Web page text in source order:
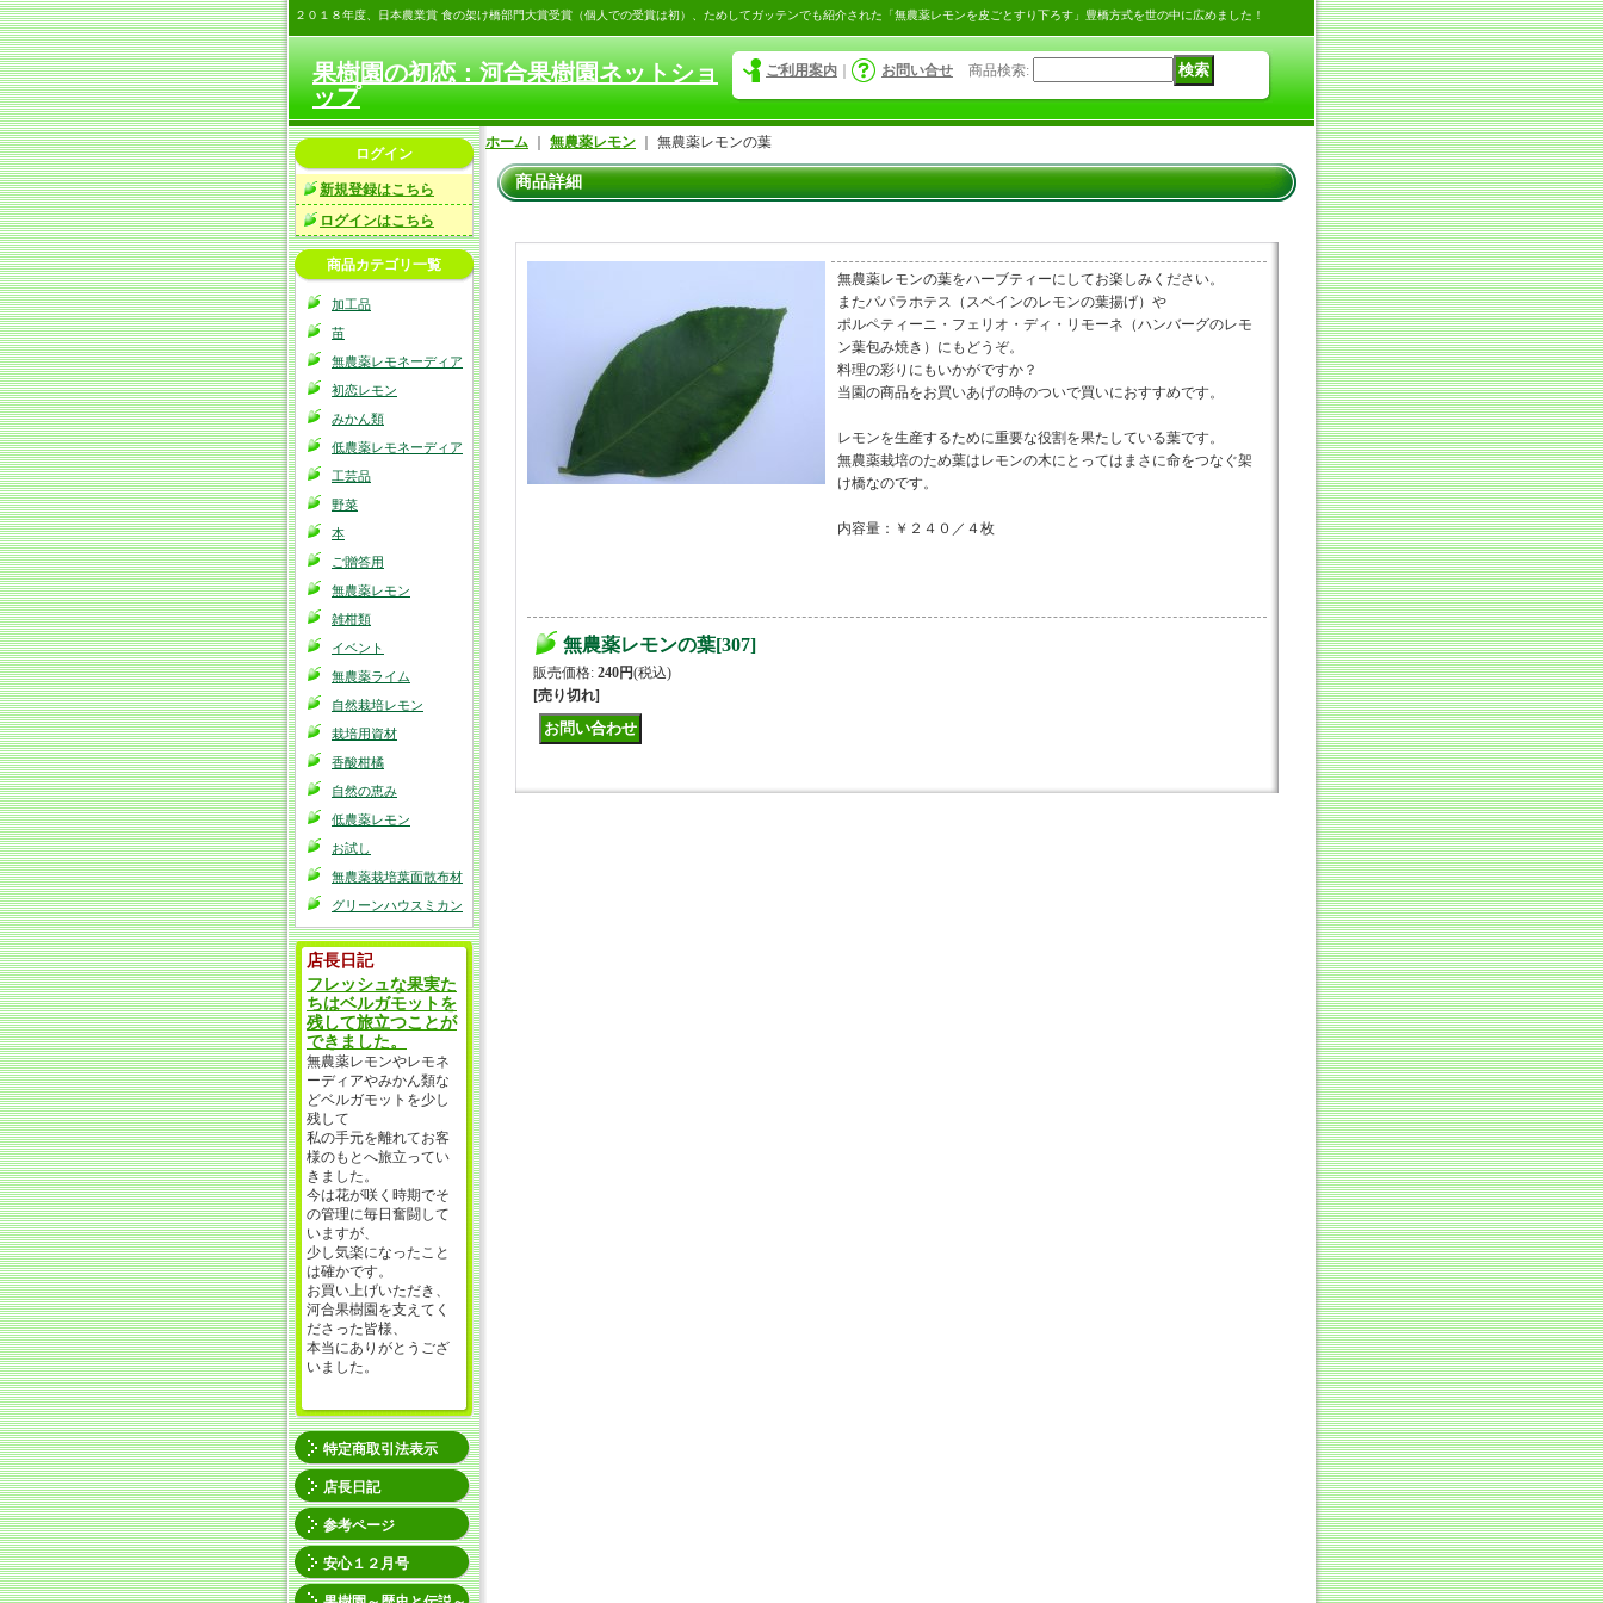
２０１８年度、日本農業賞 食の架け橋部門大賞受賞（個人での受賞は初）、ためしてガッテンでも紹介された「無農薬レモンを皮ごとすり下ろす」豊橋方式を世の中に広めました！
果樹園の初恋：河合果樹園ネットショ
ップ
ご利用案内 お問い合せ 商品検索:
ログイン
新規登録はこちら
ログインはこちら
商品カテゴリ一覧
加工品
苗
無農薬レモネーディア
初恋レモン
みかん類
低農薬レモネーディア
工芸品
野菜
本
ご贈答用
無農薬レモン
雑柑類
イベント
無農薬ライム
自然栽培レモン
栽培用資材
香酸柑橘
自然の恵み
低農薬レモン
お試し
無農薬栽培葉面散布材
グリーンハウスミカン
店長日記
フレッシュな果実た
ちはベルガモットを
残して旅立つことが
できました。
無農薬レモンやレモネ
ーディアやみかん類な
どベルガモットを少し
残して
私の手元を離れてお客
様のもとへ旅立ってい
きました。
今は花が咲く時期でそ
の管理に毎日奮闘して
いますが、
少し気楽になったこと
は確かです。
お買い上げいただき、
河合果樹園を支えてく
ださった皆様、
本当にありがとうござ
いました。
特定商取引法表示
店長日記
参考ページ
安心１２月号
ホーム 無農薬レモン 無農薬レモンの葉
商品詳細
無農薬レモンの葉をハーブティーにしてお楽しみください。
またパパラホテス（スペインのレモンの葉揚げ）や
ポルペティーニ・フェリオ・ディ・リモーネ（ハンバーグのレモ
ン葉包み焼き）にもどうぞ。
料理の彩りにもいかがですか？
当園の商品をお買いあげの時のついで買いにおすすめです。
レモンを生産するために重要な役割を果たしている葉です。
無農薬栽培のため葉はレモンの木にとってはまさに命をつなぐ架
け橋なのです。
内容量：￥２４０／４枚
無農薬レモンの葉[307]
販売価格: 240円(税込)
[売り切れ]